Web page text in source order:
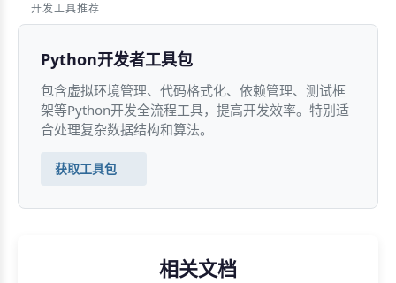
开发工具推荐
Python开发者工具包
包含虚拟环境管理、代码格式化、依赖管理、测试框
架等Python开发全流程工具，提高开发效率。特别适
合处理复杂数据结构和算法。
获取工具包
相关文档